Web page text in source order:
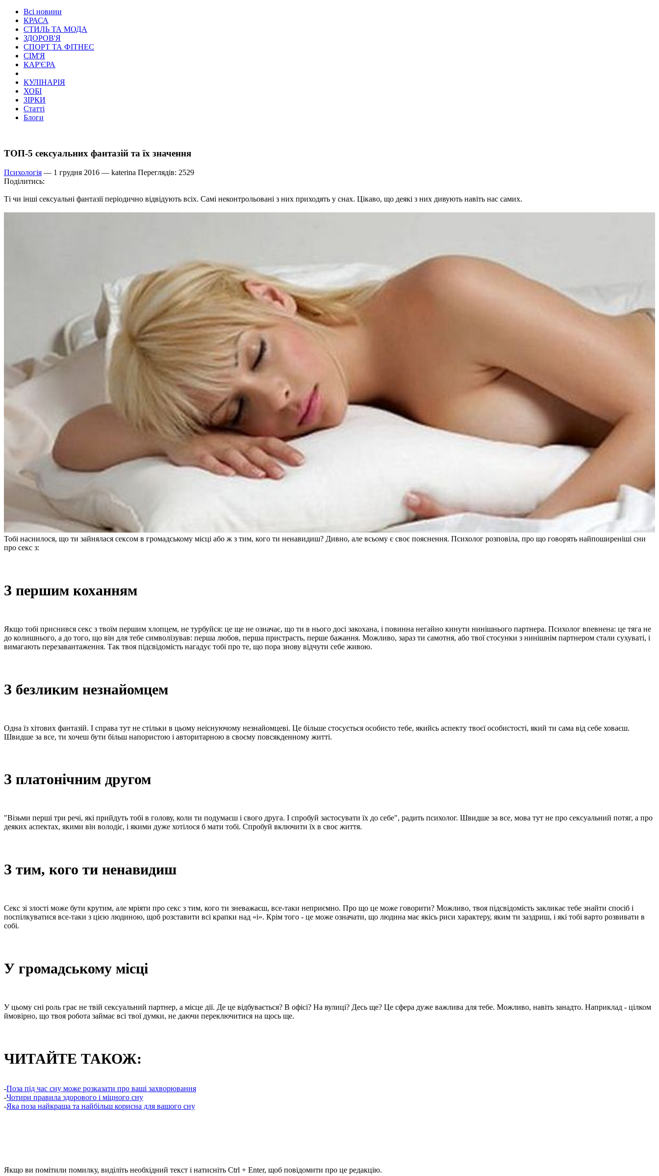
Всі новини
КРАСА
СТИЛЬ ТА МОДА
ЗДОРОВ'Я
СПОРТ ТА ФІТНЕС
СІМ'Я
КАР'ЄРА
КУЛІНАРІЯ
ХОБІ
ЗІРКИ
Статті
Блоги
ТОП-5 сексуальних фантазій та їх значення
Психологія — 1 грудня 2016 — katerina Переглядів: 2529
Поділитись:
Ті чи інші сексуальні фантазії періодично відвідують всіх. Самі неконтрольовані з них приходять у снах. Цікаво, що деякі з них дивують навіть нас самих.
Тобі наснилося, що ти зайнялася сексом в громадському місці або ж з тим, кого ти ненавидиш? Дивно, але всьому є своє пояснення. Психолог розповіла, про що говорять найпоширеніші сни
про секс з:
З першим коханням
Якщо тобі приснився секс з твоїм першим хлопцем, не турбуйся: це ще не означає, що ти в нього досі закохана, і повинна негайно кинути нинішнього партнера. Психолог впевнена: це тяга не
до колишнього, а до того, що він для тебе символізував: перша любов, перша пристрасть, перше бажання. Можливо, зараз ти самотня, або твої стосунки з нинішнім партнером стали сухуваті, і
вимагають перезавантаження. Так твоя підсвідомість нагадує тобі про те, що пора знову відчути себе живою.
З безликим незнайомцем
Одна їз хітових фантазій. І справа тут не стільки в цьому неіснуючому незнайомцеві. Це більше стосується особисто тебе, якийсь аспекту твоєї особистості, який ти сама від себе ховаєш.
Швидше за все, ти хочеш бути більш напористою і авторитарною в своєму повсякденному житті.
З платонічним другом
"Візьми перші три речі, які прийдуть тобі в голову, коли ти подумаєш і свого друга. І спробуй застосувати їх до себе", радить психолог. Швидше за все, мова тут не про сексуальний потяг, а про
деяких аспектах, якими він володіє, і якими дуже хотілося б мати тобі. Спробуй включити їх в своє життя.
З тим, кого ти ненавидиш
Секс зі злості може бути крутим, але мріяти про секс з тим, кого ти зневажаєш, все-таки неприємно. Про що це може говорити? Можливо, твоя підсвідомість закликає тебе знайти спосіб і
поспілкуватися все-таки з цією людиною, щоб розставити всі крапки над «і». Крім того - це може означати, що людина має якісь риси характеру, яким ти заздриш, і які тобі варто розвивати в
собі.
У громадському місці
У цьому сні роль грає не твій сексуальний партнер, а місце дії. Де це відбувається? В офісі? На вулиці? Десь ще? Це сфера дуже важлива для тебе. Можливо, навіть занадто. Наприклад - цілком
ймовірно, що твоя робота займає всі твої думки, не даючи переключитися на щось ще.
ЧИТАЙТЕ ТАКОЖ:
-Поза під час сну може розказати про ваші захворювання
-Чотири правила здорового і міцного сну
-Яка поза найкраща та найбільш корисна для вашого сну
Якщо ви помітили помилку, виділіть необхідний текст і натисніть Ctrl + Enter, щоб повідомити про це редакцію.